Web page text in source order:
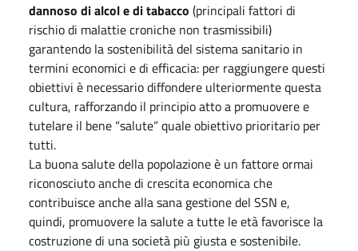
dannoso di alcol e di tabacco (principali fattori di
rischio di malattie croniche non trasmissibili)
garantendo la sostenibilità del sistema sanitario in
termini economici e di efficacia: per raggiungere questi
obiettivi è necessario diffondere ulteriormente questa
cultura, rafforzando il principio atto a promuovere e
tutelare il bene “salute” quale obiettivo prioritario per
tutti.
La buona salute della popolazione è un fattore ormai
riconosciuto anche di crescita economica che
contribuisce anche alla sana gestione del SSN e,
quindi, promuovere la salute a tutte le età favorisce la
costruzione di una società più giusta e sostenibile.